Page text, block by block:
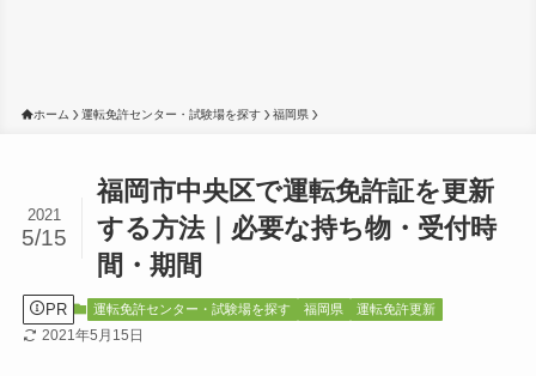
ホーム 運転免許センター・試験場を探す 福岡県
福岡市中央区で運転免許証を更新
する方法｜必要な持ち物・受付時
間・期間
2021
5/15
PR 運転免許センター・試験場を探す 福岡県 運転免許更新
2021年5月15日